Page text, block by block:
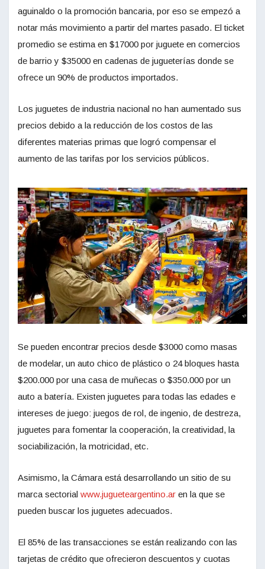
aguinaldo o la promoción bancaria, por eso se empezó a
notar más movimiento a partir del martes pasado. El ticket
promedio se estima en $17000 por juguete en comercios
de barrio y $35000 en cadenas de jugueterías donde se
ofrece un 90% de productos importados.
Los juguetes de industria nacional no han aumentado sus
precios debido a la reducción de los costos de las
diferentes materias primas que logró compensar el
aumento de las tarifas por los servicios públicos.
Se pueden encontrar precios desde $3000 como masas
de modelar, un auto chico de plástico o 24 bloques hasta
$200.000 por una casa de muñecas o $350.000 por un
auto a batería. Existen juguetes para todas las edades e
intereses de juego: juegos de rol, de ingenio, de destreza,
juguetes para fomentar la cooperación, la creatividad, la
sociabilización, la motricidad, etc.
Asimismo, la Cámara está desarrollando un sitio de su
marca sectorial www.jugueteargentino.ar en la que se
pueden buscar los juguetes adecuados.
El 85% de las transacciones se están realizando con las
tarjetas de crédito que ofrecieron descuentos y cuotas